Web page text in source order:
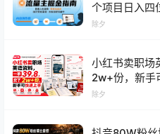
个项目日入四
除夕
小红书卖职场
2w+份，新手
除夕